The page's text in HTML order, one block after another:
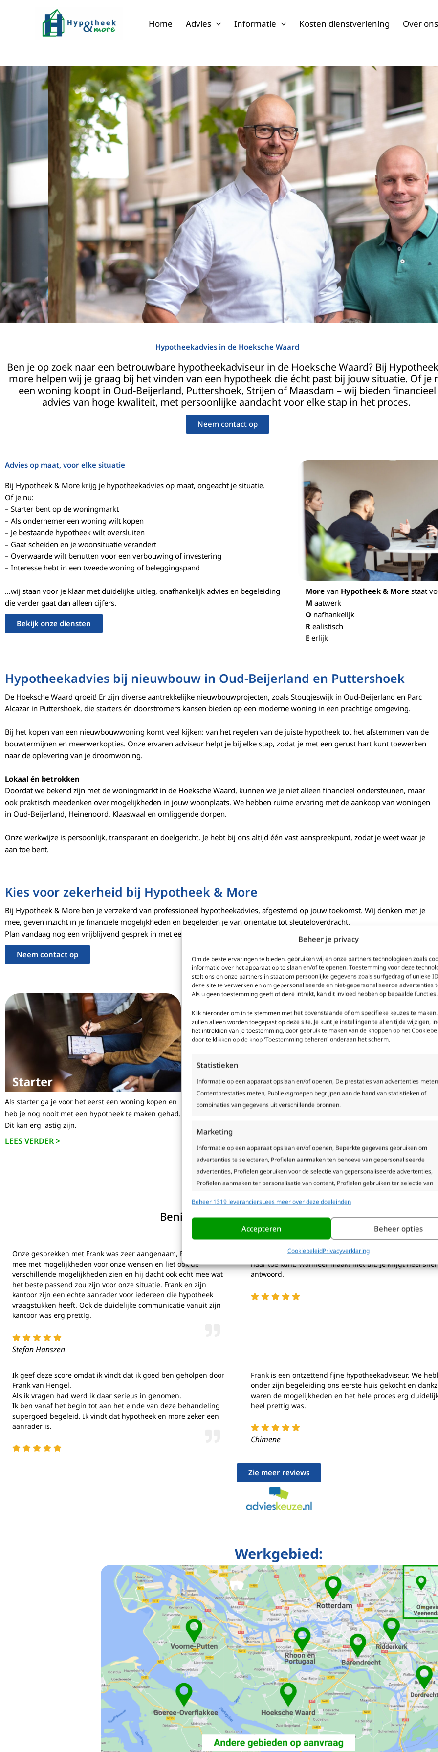
Beheer je privacy
Om de beste ervaringen te bieden, gebruiken wij en onze partners technologieën zoals
informatie over het apparaat op te slaan en/of te openen. Toestemming voor deze
stelt ons en onze partners in staat om persoonlijke gegevens zoals surfgedrag of unieke
deze site te verwerken en om gepersonaliseerde en niet-gepersonaliseerde advertenties
Als u geen toestemming geeft of deze intrekt, kan dit invloed hebben op bepaalde functies.
Klik hieronder om in te stemmen met het bovenstaande of om specifieke keuzes te maken.
zullen alleen worden toegepast op deze site. Je kunt je instellingen te allen tijde wijzigen,
het intrekken van je toestemming, door gebruik te maken van de knoppen op het
door te klikken op de knop 'Toestemming beheren' onderaan het scherm.
Statistieken
Informatie op een apparaat opslaan en/of openen, De prestaties van advertenties
Contentprestaties meten, Publieksgroepen begrijpen aan de hand van statistieken of
combinaties van gegevens uit verschillende bronnen.
Marketing
Informatie op een apparaat opslaan en/of openen, Beperkte gegevens gebruiken om
advertenties te selecteren, Profielen aanmaken ten behoeve van gepersonaliseerde
advertenties, Profielen gebruiken voor de selectie van gepersonaliseerde advertenties,
Profielen aanmaken ter personalisatie van content, Profielen gebruiken ter selectie van
gebruiken om content te selecteren.
Toepassingen
Gegevens uit andere gegevensbronnen met elkaar matchen en combineren,
verzonden informatie.
Precieze geolocatiegegevens gebruiken, Apparaten identificeren op
van actief opgevraagde informatie.
Beheer 1319 leveranciersLees meer over deze doeleinden
Accepteren Beheer opties
CookiebeleidPrivacyverklaring
Home Advies Informatie Kosten dienstverlening Over ons
Hypotheekadvies in de Hoeksche Waard
Ben je op zoek naar een betrouwbare hypotheekadviseur in de Hoeksche Waard? Bij
more helpen wij je graag bij het vinden van een hypotheek die écht past bij jouw situatie. Of je
een woning koopt in Oud-Beijerland, Puttershoek, Strijen of Maasdam – wij bieden financieel
advies van hoge kwaliteit, met persoonlijke aandacht voor elke stap in het proces.
Neem contact op
Advies op maat, voor elke situatie
Bij Hypotheek & More krijg je hypotheekadvies op maat, ongeacht je situatie.
Of je nu:
– Starter bent op de woningmarkt
– Als ondernemer een woning wilt kopen
– Je bestaande hypotheek wilt oversluiten
– Gaat scheiden en je woonsituatie verandert
– Overwaarde wilt benutten voor een verbouwing of investering
– Interesse hebt in een tweede woning of beleggingspand
…wij staan voor je klaar met duidelijke uitleg, onafhankelijk advies en begeleiding
die verder gaat dan alleen cijfers.
Bekijk onze diensten
More van Hypotheek & More staat
M aatwerk
O nafhankelijk
R ealistisch
E erlijk
Hypotheekadvies bij nieuwbouw in Oud-Beijerland en Puttershoek
De Hoeksche Waard groeit! Er zijn diverse aantrekkelijke nieuwbouwprojecten, zoals Stougjeswijk in Oud-Beijerland en Parc
Alcazar in Puttershoek, die starters én doorstromers kansen bieden op een moderne woning in een prachtige omgeving.
Bij het kopen van een nieuwbouwwoning komt veel kijken: van het regelen van de juiste hypotheek tot het afstemmen van de
bouwtermijnen en meerwerkopties. Onze ervaren adviseur helpt je bij elke stap, zodat je met een gerust hart kunt toewerken
naar de oplevering van je droomwoning.
Lokaal én betrokken
Doordat we bekend zijn met de woningmarkt in de Hoeksche Waard, kunnen we je niet alleen financieel ondersteunen, maar
ook praktisch meedenken over mogelijkheden in jouw woonplaats. We hebben ruime ervaring met de aankoop van woningen
in Oud-Beijerland, Heinenoord, Klaaswaal en omliggende dorpen.
Onze werkwijze is persoonlijk, transparant en doelgericht. Je hebt bij ons altijd één vast aanspreekpunt, zodat je weet waar je
aan toe bent.
Kies voor zekerheid bij Hypotheek & More
Bij Hypotheek & More ben je verzekerd van professioneel hypotheekadvies, afgestemd op jouw toekomst. Wij denken met je
mee, geven inzicht in je financiële mogelijkheden en begeleiden je van oriëntatie tot sleuteloverdracht.
Plan vandaag nog een vrijblijvend gesprek in met een van onze adviseurs.
Neem contact op
Starter
Als starter ga je voor het eerst een woning kopen en
heb je nog nooit met een hypotheek te maken gehad.
Dit kan erg lastig zijn.
LEES VERDER >
Ophogen voor verbouwen
Wist je dat het ophogen van de hypotheek voor
Bekijk onze diensten
Benieuwd wat klanten van Hypotheek & more
in de regio Hoeksche Waard vinden?
Onze gesprekken met Frank was zeer aangenaam, Frank dacht
mee met mogelijkheden voor onze wensen en liet ook de
verschillende mogelijkheden zien en hij dacht ook echt mee wat
het beste passend zou zijn voor onze situatie. Frank en zijn
kantoor zijn een echte aanrader voor iedereen die hypotheek
vraagstukken heeft. Ook de duidelijke communicatie vanuit zijn
kantoor was erg prettig.
Stefan Hanszen
Martijn is een hele fijne adviseur waar je echt met al je
naar toe kunt. Wanneer maakt niet uit. Je krijgt heel snel
antwoord.
Ik geef deze score omdat ik vindt dat ik goed ben geholpen door
Frank van Hengel.
Als ik vragen had werd ik daar serieus in genomen.
Ik ben vanaf het begin tot aan het einde van deze behandeling
supergoed begeleid. Ik vindt dat hypotheek en more zeker een
aanrader is.
Frank is een ontzettend fijne hypotheekadviseur. We
onder zijn begeleiding ons eerste huis gekocht en
waren de mogelijkheden en het hele proces erg
heel prettig was.
Chimene
Zie meer reviews
Werkgebied: